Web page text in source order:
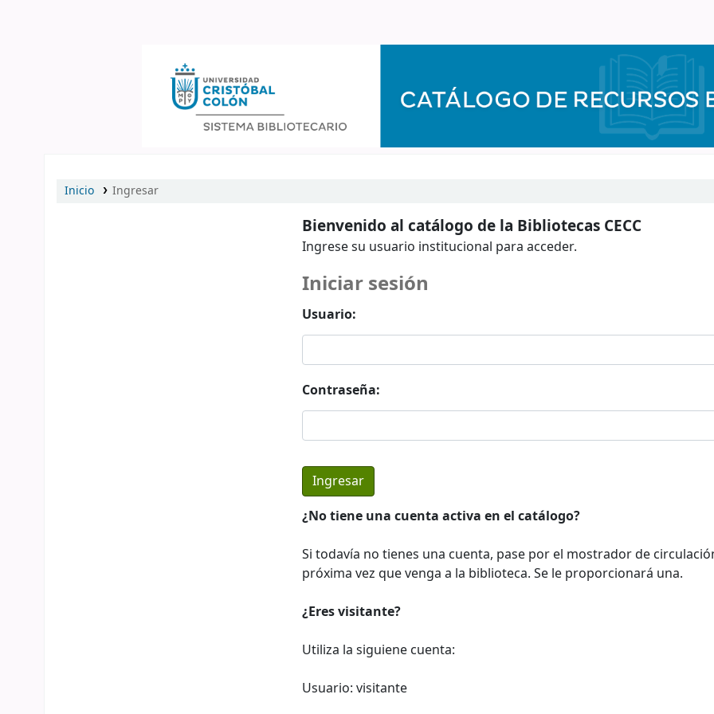
Inicio Ingresar
Bienvenido al catálogo de la Bibliotecas CECC
Ingrese su usuario institucional para acceder.
Iniciar sesión
Usuario:
Contraseña:
¿No tiene una cuenta activa en el catálogo?
Si todavía no tienes una cuenta, pase por el mostrador de
próxima vez que venga a la biblioteca. Se le proporcionará una.
¿Eres visitante?
Utiliza la siguiene cuenta:
Usuario: visitante